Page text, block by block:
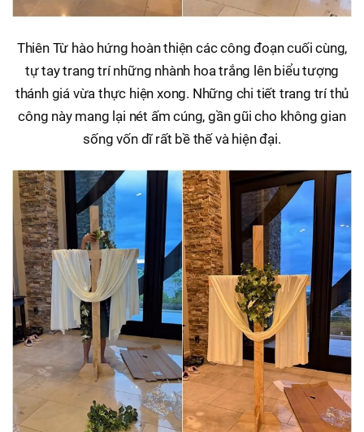
Thiên Từ hào hứng hoàn thiện các công đoạn cuối cùng,
tự tay trang trí những nhành hoa trắng lên biểu tượng
thánh giá vừa thực hiện xong. Những chi tiết trang trí thủ
công này mang lại nét ấm cúng, gần gũi cho không gian
sống vốn dĩ rất bề thế và hiện đại.